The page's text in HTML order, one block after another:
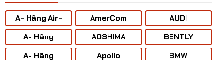
A- Hãng Air-
BUS
A- Hãng
ANTONOV ( Liên
Xô)
A- Hãng
AmerCom
AOSHIMA
Apollo
AUDI
BENTLY
BMW